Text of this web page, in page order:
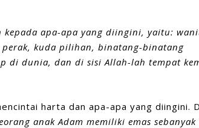
kepada apa-apa yang diingini, yaitu:
kuda pilihan, binatang-binatang
di dunia, dan di sisi Allah-lah tempat
harta dan apa-apa yang diingini.
anak Adam memiliki emas